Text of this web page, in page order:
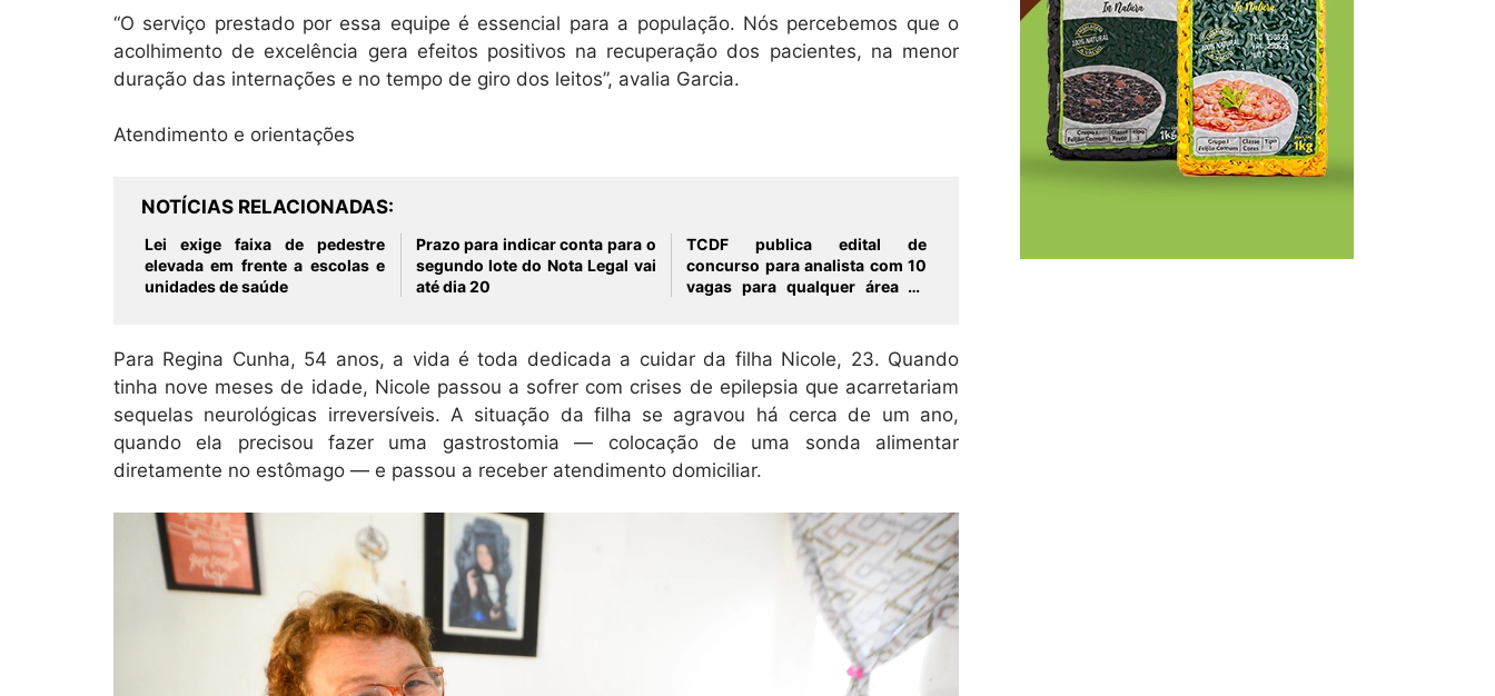
“O serviço prestado por essa equipe é essencial para a população. Nós percebemos que o
acolhimento de excelência gera efeitos positivos na recuperação dos pacientes, na menor
duração das internações e no tempo de giro dos leitos”, avalia Garcia.
Atendimento e orientações
NOTÍCIAS RELACIONADAS
Lei exige faixa de pedestre
elevada em frente a escolas e
unidades de saúde
Prazo para indicar conta para o
segundo lote do Nota Legal vai
até dia 20
TCDF publica edital de
concurso para analista com 10
vagas para qualquer área de
Para Regina Cunha, 54 anos, a vida é toda dedicada a cuidar da filha Nicole, 23. Quando
tinha nove meses de idade, Nicole passou a sofrer com crises de epilepsia que acarretariam
sequelas neurológicas irreversíveis. A situação da filha se agravou há cerca de um ano,
quando ela precisou fazer uma gastrostomia — colocação de uma sonda alimentar
diretamente no estômago — e passou a receber atendimento domiciliar.
8/7/2026
Indígenas Pirahã vão ter acesso a
consultas e exames em expedição do
SUS no Amazonas
8/7/2026
Reposição de testosterona não é